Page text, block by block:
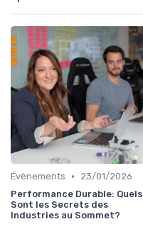
Évènements •
23/01/2026
Performance Durable: Quels
Sont les Secrets des
Industries au Sommet?